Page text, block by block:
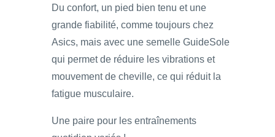
Du confort, un pied bien tenu et une
grande fiabilité, comme toujours chez
Asics, mais avec une semelle GuideSole
qui permet de réduire les vibrations et
mouvement de cheville, ce qui réduit la
fatigue musculaire.
Une paire pour les entraînements